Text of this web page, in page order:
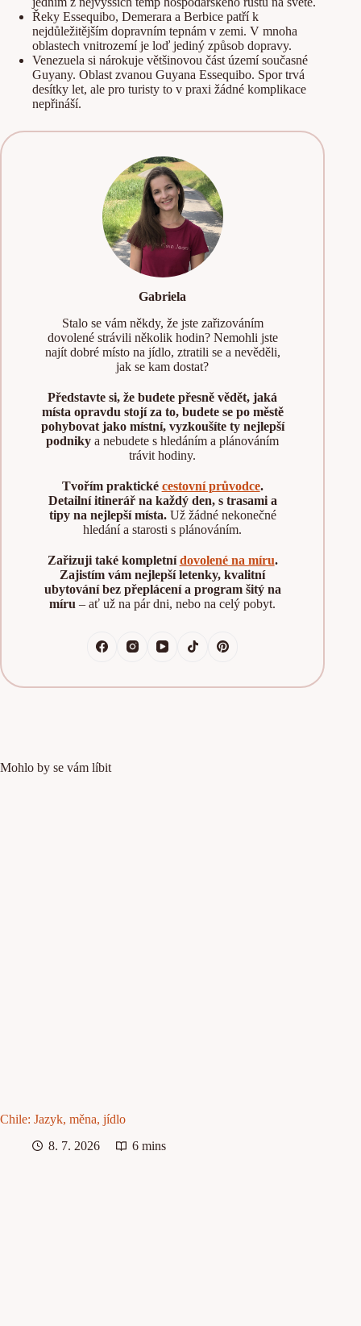
Řeky Essequibo, Demerara a Berbice patří k
nejdůležitějším dopravním tepnám v zemi. V mnoha
oblastech vnitrozemí je loď jediný způsob dopravy.
Venezuela si nárokuje většinovou část území současné
Guyany. Oblast zvanou Guyana Essequibo. Spor trvá
desítky let, ale pro turisty to v praxi žádné komplikace
nepřináší.
Gabriela
Stalo se vám někdy, že jste zařizováním
dovolené strávili několik hodin? Nemohli jste
najít dobré místo na jídlo, ztratili se a nevěděli,
jak se kam dostat?
Představte si, že budete přesně vědět, jaká
místa opravdu stojí za to, budete se po městě
pohybovat jako místní, vyzkoušíte ty nejlepší
podniky a nebudete s hledáním a plánováním
trávit hodiny.
Tvořím praktické cestovní průvodce.
Detailní itinerář na každý den, s trasami a
tipy na nejlepší místa.Už žádné nekonečné
hledání a starosti s plánováním.
Zařizuji také kompletnídovolené na míru.
Zajistím vám nejlepší letenky, kvalitní
ubytování bez přeplácení a program šitý na
míru – ať už na pár dni, nebo na celý pobyt.
Mohlo by se vám líbit
Chile: Jazyk, měna, jídlo
8. 7. 2026
6 mins